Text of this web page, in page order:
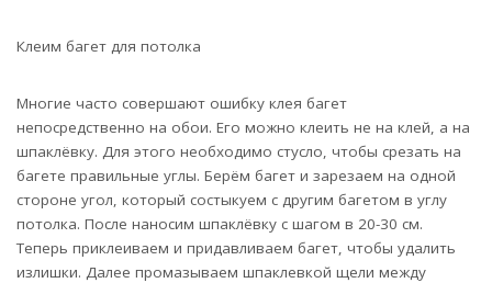
Клеим багет для потолка
Многие часто совершают ошибку клея багет
непосредственно на обои. Его можно клеить не на клей, а на
шпаклёвку. Для этого необходимо стусло, чтобы срезать на
багете правильные углы. Берём багет и зарезаем на одной
стороне угол, который состыкуем с другим багетом в углу
потолка. После наносим шпаклёвку с шагом в 20-30 см.
Теперь приклеиваем и придавливаем багет, чтобы удалить
излишки. Далее промазываем шпаклевкой щели между